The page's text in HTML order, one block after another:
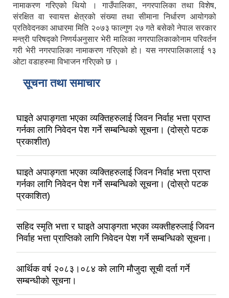
नामाकरण गरिएको थियो । गाउँपालिका, नगरपालिका तथा विशेष,
संरक्षित वा स्वायत्त क्षेत्रको संख्या तथा सीमाना निर्धारण आयोगको
प्रतिवेदनका आधारमा मिति २०७३ फाल्गुण २७ गते बसेको नेपाल सरकार
मन्त्री परिषद्को निणर्यअनुसार भेरी मालिका नगरपालिकाकोनाम परिवर्तन
गरी भेरी नगरपालिका नामाकरण गरिएको हो। यस नगरपालिकालाई १३
ओटा वडाहरुमा विभाजन गरिएको छ ।
सूचना तथा समाचार
घाइते अपाङ्गता भएका व्यक्तिहरुलाई जिवन निर्वाह भत्ता प्राप्त
गर्नका लागि निवेदन पेश गर्ने सम्बन्धिको सूचना। (दोस्रो पटक
प्रकाशीत)
घाइते अपाङ्गता भएका व्यक्तिहरुलाई जिवन निर्वाह भत्ता प्राप्त
गर्नका लागि निवेदन पेश गर्ने सम्बन्धिको सूचना। (दोस्रो पटक
प्रकाशित)
सहिद स्मृति भत्ता र घाइते अपाङ्गता भएका व्यक्तीहरुलाई जिवन
निर्वाह भत्ता प्राप्तिको लागि निवेदन पेश गर्ने सम्बन्धिको सूचना।
आर्थिक वर्ष २०८३।०८४ को लागि मौजुदा सूची दर्ता गर्ने
सम्बन्धीको सूचना।